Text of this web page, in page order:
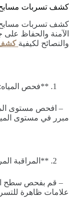
كشف تسربات مسابح
كشف تسربات مسابح
الآمنة والحفاظ
والنصائح لكيفية كشف
**فحص
– افحص مستوى
مبرر في مستوى
**المراقبة
– قم بفحص سطح
علامات ظاهرة